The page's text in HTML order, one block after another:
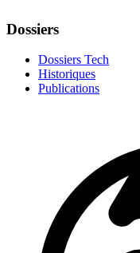
Dossiers
Dossiers Tech
Historiques
Publications